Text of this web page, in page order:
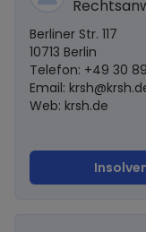
Berliner Str. 117
10713 Berlin
Telefon: +49 30
Email:
Web: krsh.de